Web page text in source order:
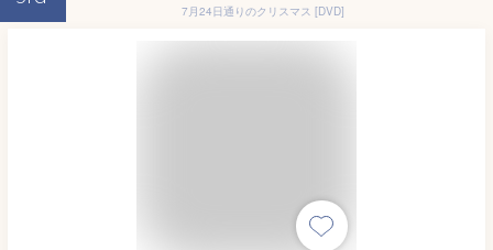
7月24日通りのクリスマス [DVD]